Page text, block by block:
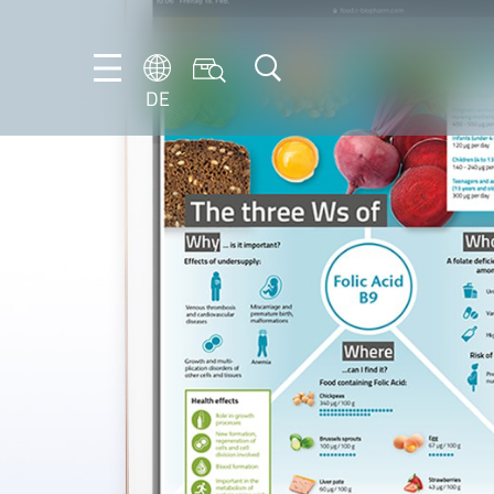
DE
DE
EN
IT